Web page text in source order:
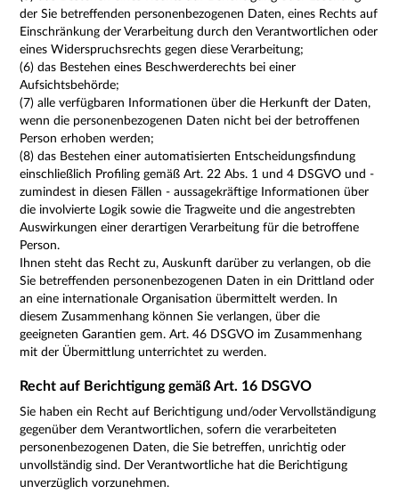
der Sie betreffenden personenbezogenen Daten, eines Rechts auf
Einschränkung der Verarbeitung durch den Verantwortlichen oder
eines Widerspruchsrechts gegen diese Verarbeitung;
(6) das Bestehen eines Beschwerderechts bei einer
Aufsichtsbehörde;
(7) alle verfügbaren Informationen über die Herkunft der Daten,
wenn die personenbezogenen Daten nicht bei der betroffenen
Person erhoben werden;
(8) das Bestehen einer automatisierten Entscheidungsfindung
einschließlich Profiling gemäß Art. 22 Abs. 1 und 4 DSGVO und -
zumindest in diesen Fällen - aussagekräftige Informationen über
die involvierte Logik sowie die Tragweite und die angestrebten
Auswirkungen einer derartigen Verarbeitung für die betroffene
Person.
Ihnen steht das Recht zu, Auskunft darüber zu verlangen, ob die
Sie betreffenden personenbezogenen Daten in ein Drittland oder
an eine internationale Organisation übermittelt werden. In
diesem Zusammenhang können Sie verlangen, über die
geeigneten Garantien gem. Art. 46 DSGVO im Zusammenhang
mit der Übermittlung unterrichtet zu werden.
Recht auf Berichtigung gemäß Art. 16 DSGVO
Sie haben ein Recht auf Berichtigung und/oder Vervollständigung
gegenüber dem Verantwortlichen, sofern die verarbeiteten
personenbezogenen Daten, die Sie betreffen, unrichtig oder
unvollständig sind. Der Verantwortliche hat die Berichtigung
unverzüglich vorzunehmen.